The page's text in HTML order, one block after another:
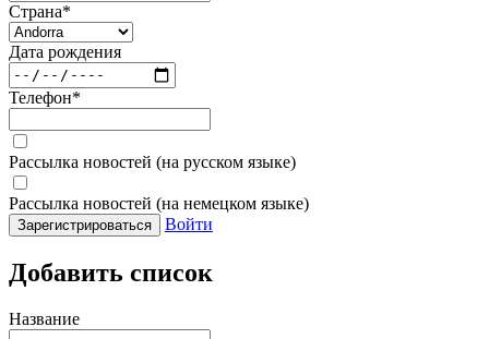
Страна*
Дата рождения
Телефон*
Рассылка новостей (на русском языке)
Рассылка новостей (на немецком языке)
Зарегистрироваться Войти
Добавить список
Название